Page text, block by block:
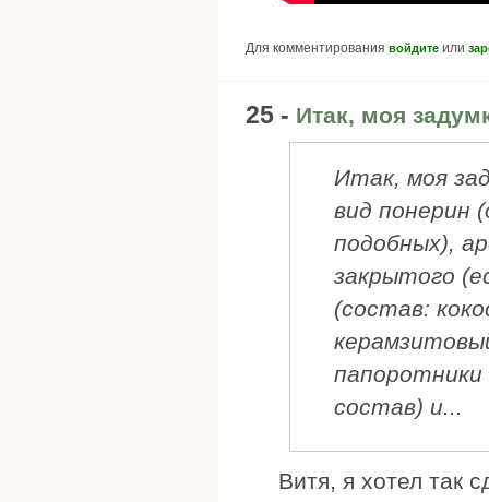
Для комментирования войдите или
25 - Итак, моя
Итак, моя
вид понерин
подобных),
закрытого
(состав:
состав) и...
Витя, я хотел так